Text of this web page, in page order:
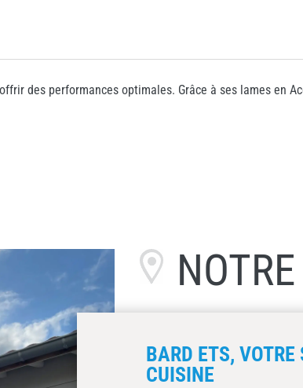
des performances optimales. Grâce à ses lames en
BARD ETS,
CUISINE